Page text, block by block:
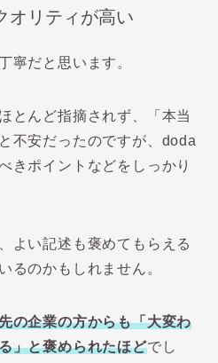
オリティが高い
寧だと思います。
とんど指摘されず、「本当
不安だったのですが、 doda
きポイントなどをしっかり
よい記述も褒めてもらえる
るのかもしれません。
の企業の方からも「大変わ
」と褒められたほどでし